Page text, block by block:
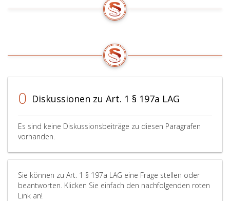
0 Diskussionen zu Art. 1 § 197a LAG
Es sind keine Diskussionsbeiträge zu diesen Paragrafen
vorhanden.
Sie können zu Art. 1 § 197a LAG eine Frage stellen oder
beantworten. Klicken Sie einfach den nachfolgenden roten
Link an!